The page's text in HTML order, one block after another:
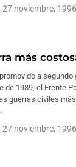
27 noviembre, 1996
más
a segundo
de 1989, el Frente
guerras civiles
27 noviembre, 1996